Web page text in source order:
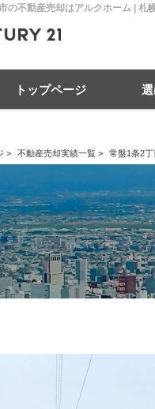
の不動産売却はアルクホーム | 札
トップページ
札幌市北区
> 不動産売却実績一覧 > 常盤1条2